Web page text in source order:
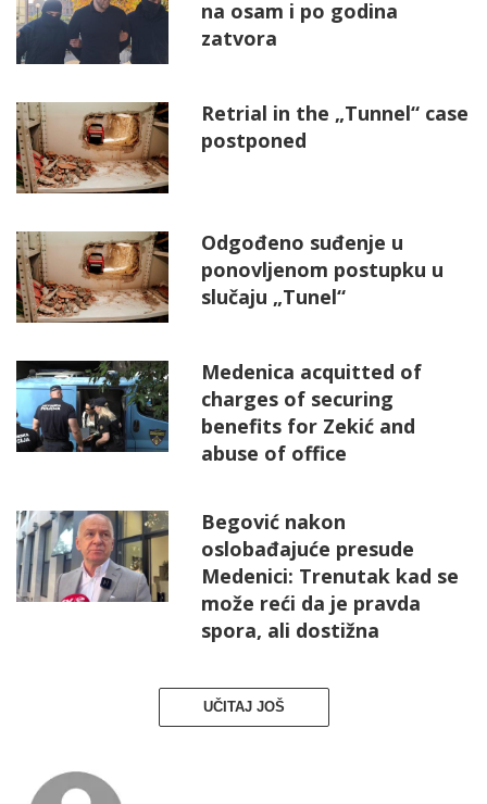
na osam i po godina
zatvora
Retrial in the „Tunnel“ case
postponed
Odgođeno suđenje u
ponovljenom postupku u
slučaju „Tunel“
Medenica acquitted of
charges of securing
benefits for Zekić and
abuse of office
Begović nakon
oslobađajuće presude
Medenici: Trenutak kad se
može reći da je pravda
spora, ali dostižna
UČITAJ JOŠ